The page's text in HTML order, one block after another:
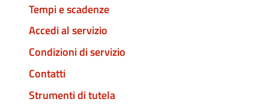
Tempi e scadenze
Accedi al servizio
Condizioni di servizio
Contatti
Strumenti di tutela